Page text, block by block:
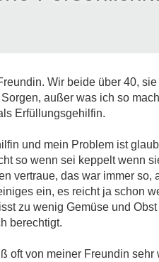
Wir beide über 40,
außer was ich so
Erfüllungsgehilfin.
und mein Problem ist
so wenn sei keppelt wenn
vertraue, das war immer
ein, es reicht ja schon
zu wenig Gemüse und
berechtigt.
oft von meiner Freundin